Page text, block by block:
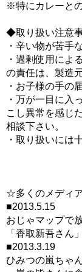
※特にカレーと
◆取り扱い注意
・辛い物が苦手
・過剰使用によ
の責任は、製造
・お子様の手の
・万が一目に入
こし異常を感じ
相談下さい。
・取り扱いには
☆多くのメディ
■2013.5.15
おじゃマップで
「香取新吾さん
■2013.3.19
ひみつの嵐ちゃ